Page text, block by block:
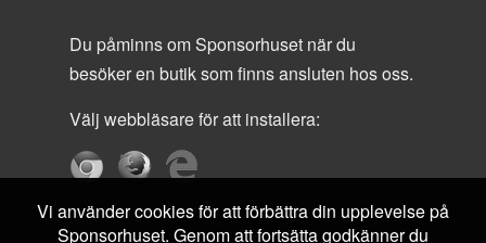
Du påminns om Sponsorhuset när du
besöker en butik som finns ansluten hos oss.
Välj webbläsare för att installera:
Vi använder cookies för att förbättra din upplevelse på
Sponsorhuset. Genom att fortsätta godkänner du